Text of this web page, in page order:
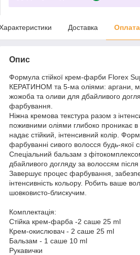
Доставка Оплата
Опис
Формула стійкої крем-фарби Florex
КЕРАТИНОМ та 5-ма оліями: аргани,
жожоба та оливи для дбайливого
фарбування.
Ніжна кремова текстура разом з
поживними оліями глибоко проникає в
надає стійкий, інтенсивний колір.
фарбуванні сивого волосся будь-якої
Спеціальний бальзам з
дбайливого догляду за волоссям
Завершує процес фарбування,
інтенсивність кольору. Робить ваше
шовковисто-блискучим.
Комплектація:
Стійка крем-фарба -2 саше 25 ml
Крем-окислювач - 2 саше 25 ml
Бальзам - 1 саше 10 ml
Рукавички